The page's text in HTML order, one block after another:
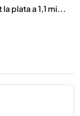
plata a 1,1 mi...